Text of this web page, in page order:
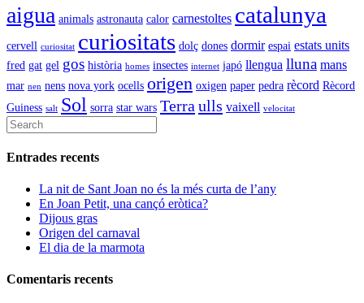
aigua animals astronauta calor carnestoltes catalunya
cervell curiositat curiositats dolç dones dormir espai estats units
fred gat gel gos història homes insectes internet japó llengua lluna mans
mar nen nens nova york ocells origen oxigen paper pedra rècord Rècord
Guiness salt Sol sorra star wars Terra ulls vaixell velocitat
Entrades recents
La nit de Sant Joan no és la més curta de l’any
En Joan Petit, una cançó eròtica?
Dijous gras
Origen del carnaval
El dia de la marmota
Comentaris recents